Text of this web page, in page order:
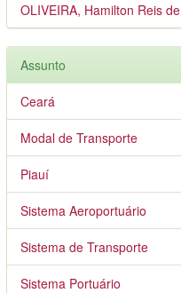
OLIVEIRA, Hamilton Reis de
Assunto
Ceará
Modal de Transporte
Piauí
Sistema Aeroportuário
Sistema de Transporte
Sistema Portuário